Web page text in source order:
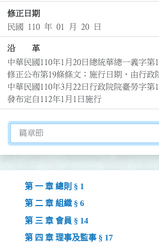
修正日期
民國 110 年 01 月 20 日
沿 革
中華民國110年1月20日總統華總一義字第
修正公布第19條條文；施行日期，由行政
中華民國110年3月22日行政院院臺勞字第
發布定自112年1月1日施行
切換選擇法規資訊內容
第 一 章 總則 § 1
第 二 章 組織 § 6
第 三 章 會員 § 14
第 四 章 理事及監事 § 17